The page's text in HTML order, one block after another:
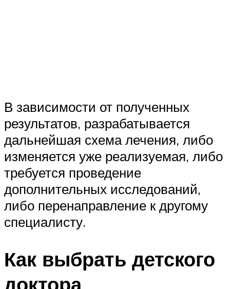
В зависимости от полученных
результатов, разрабатывается
дальнейшая схема лечения, либо
изменяется уже реализуемая, либо
требуется проведение
дополнительных исследований,
либо перенаправление к другому
специалисту.
Как выбрать детского